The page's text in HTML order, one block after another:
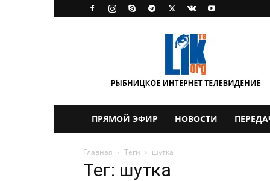
ПРЯМОЙ ЭФИР НОВОСТИ
Главная Теги шутка
Тег: шутка